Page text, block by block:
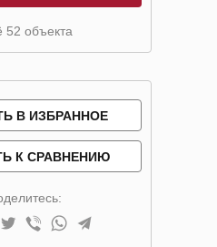
52 объекта
В ИЗБРАННОЕ
К СРАВНЕНИЮ